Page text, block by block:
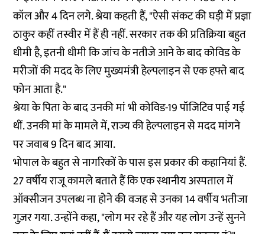
कॉल और 4 दिन लगे. श्रेया कहती हैं, "ऐसी संकट की घड़ी में प्रज्ञा
ठाकुर कहीं तस्वीर में हैं ही नहीं. सरकार तक की प्रतिक्रिया बहुत
धीमी है, इतनी धीमी कि जांच के नतीजे आने के बाद कोविड के
मरीजों की मदद के लिए मुख्यमंत्री हेल्पलाइन से एक हफ्ते बाद
फोन आता है."
श्रेया के पिता के बाद उनकी मां भी कोविड-19 पॉजिटिव पाई गई
थीं. उनकी मां के मामले में, राज्य की हेल्पलाइन से मदद मांगने
पर जवाब 9 दिन बाद आया.
भोपाल के बहुत से नागरिकों के पास इस प्रकार की कहानियां हैं.
27 वर्षीय राजू कामले बताते हैं कि एक स्थानीय अस्पताल में
ऑक्सीजन उपलब्ध ना होने की वजह से उनका 14 वर्षीय भतीजा
गुज़र गया. उन्होंने कहा, "लोग मर रहे हैं और यह लोग उन्हें सुनने